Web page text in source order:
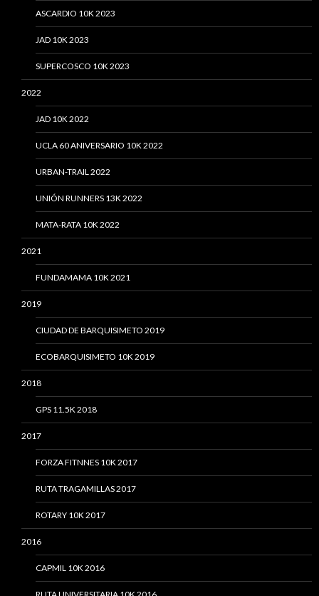
ASCARDIO 10K 2023
JAD 10K 2023
SUPERCOSCO 10K 2023
2022
JAD 10K 2022
UCLA 60 ANIVERSARIO 10K 2022
URBAN-TRAIL 2022
UNIÓN RUNNERS 13K 2022
MATA-RATA 10K 2022
2021
FUNDAMAMA 10K 2021
2019
CIUDAD DE BARQUISIMETO 2019
ECOBARQUISIMETO 10K 2019
2018
GPS 11.5K 2018
2017
FORZA FITNNES 10K 2017
RUTA TRAGAMILLAS 2017
ROTARY 10K 2017
2016
CAPMIL 10K 2016